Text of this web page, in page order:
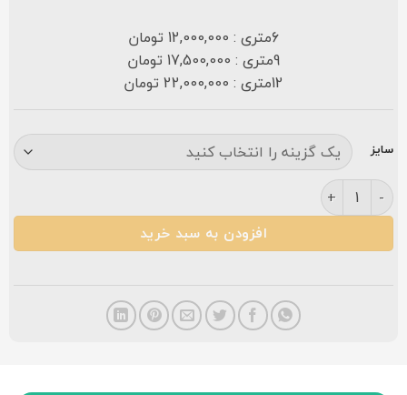
6متری : 12,000,000 تومان
9متری : 17,500,000 تومان
12متری : 22,000,000 تومان
سایز
فرش کاشان نازگل ۷۰۰ شانه سرمه ای عدد
افزودن به سبد خرید